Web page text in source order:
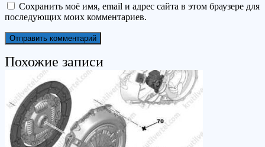
Сохранить моё имя, email и адрес сайта в этом браузере для
последующих моих комментариев.
Похожие записи